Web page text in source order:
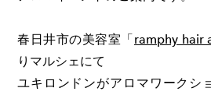
春日井市の美容室「ramphy hair
りマルシェにて
ユキロンドンがアロマワークシ